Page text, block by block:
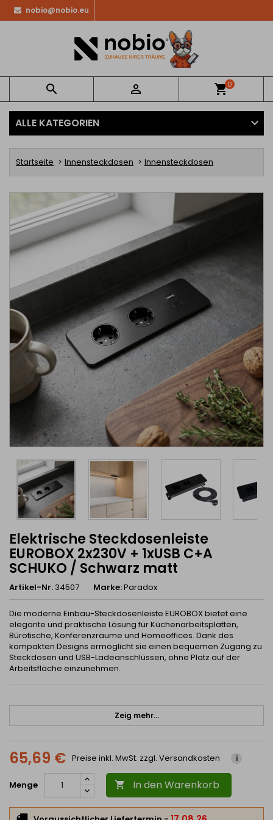
nobio@nobio.eu
  shopping_cart0
ALLE KATEGORIEN
Startseite Innensteckdosen Innensteckdosen
Elektrische Steckdosenleiste
EUROBOX 2x230V + 1xUSB C+A
SCHUKO / Schwarz matt
Artikel-Nr. 34507 Marke:Paradox
Die moderne Einbau-Steckdosenleiste EUROBOX bietet eine
elegante und praktische Lösung für Küchenarbeitsplatten,
Bürotische, Konferenzräume und Homeoffices. Dank des
kompakten Designs ermöglicht sie einen bequemen Zugang zu
Steckdosen und USB-Ladeanschlüssen, ohne Platz auf der
Arbeitsfläche einzunehmen.
EUROBOX ist für die direkte Montage in die Arbeitsplatte
vorgesehen und sorgt so für ein sauberes, modernes
Erscheinungsbild ohne unnötige Kabel auf der Oberfläche.
✔️ unauffällige Installation im Möbel
✔️ ideale Lösung für Küchen und Büros
✔️ moderne schwarze matte Oberfläche
✔️ einfacher Zugang zu Strom und Laden
Zeig mehr...
65,69 € Preise inkl. MwSt. zzgl. Versandkosten i
Menge  In den Warenkorb